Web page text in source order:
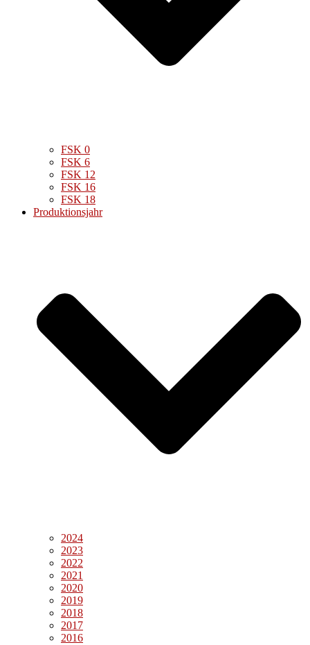
FSK 0
FSK 6
FSK 12
FSK 16
FSK 18
Produktionsjahr
2024
2023
2022
2021
2020
2019
2018
2017
2016